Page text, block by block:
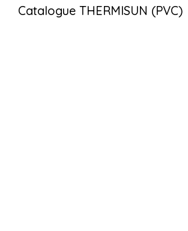
Catalogue THERMISUN (PVC)